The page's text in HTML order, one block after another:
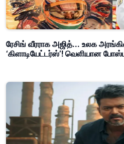
ரேசிங் வீரராக அஜித்... உலக
‘கிளாடியேட்டர்ஸ்’! வெளியான